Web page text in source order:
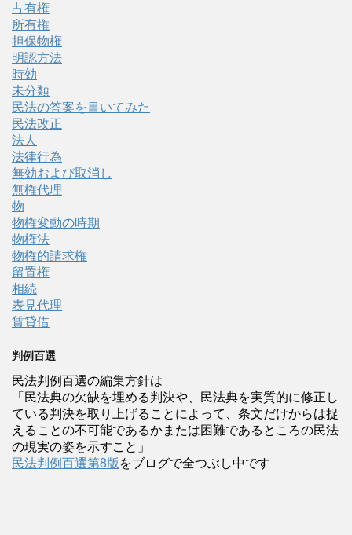
占有権
所有権
担保物権
明認方法
時効
未分類
民法の答案を書いてみた
民法改正
法人
法律行為
無効および取消し
無権代理
物
物権変動の時期
物権法
物権的請求権
留置権
相続
表見代理
賃貸借
判例百選
民法判例百選の編集方針は
「民法典の欠缺を埋める判決や、民法典を実質的に修正し
ている判決を取り上げることによって、条文だけからは捉
えることの不可能であるかまたは困難であるところの民法
の現実の姿を示すこと」
民法判例百選第8版 をブログで全つぶし中です